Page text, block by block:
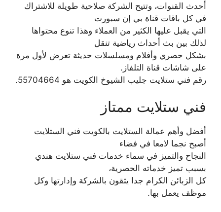
أحدث القنوات، وتتيح الشركة صلاحية طويلة للاشتراك
في كل باقات قناة بي إن سبورت
التي يقبل عليها الكثير من العملاء وهذا تنوع محتواها
لذلك بين بث أحداث رياضية تنقل
بشكل حصري وأفلام ومسلسلات حديثة تعرض لأول مرة
على شاشات قناة التلفاز.
رقم فني ستلايت جليب الشيوخ الكويت هو 55704664.
فني ستلايت ممتاز
أفضل وأهم عمالة الستلايت بالكويت فني الستلايت
أصبح نجما لامعا في فضاء
النجاح والتميز في سماء خدمات فني ستلايت هندي
بسبب تميز خدماته الحصرية،
كل الزبائن الكرام جدا يثقون بالشركة وإدارتها وكل
موظف يعمل بها.